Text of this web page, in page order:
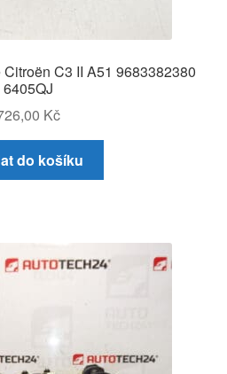
C3 II A51 9683382380
6405QJ
Kč
do košíku